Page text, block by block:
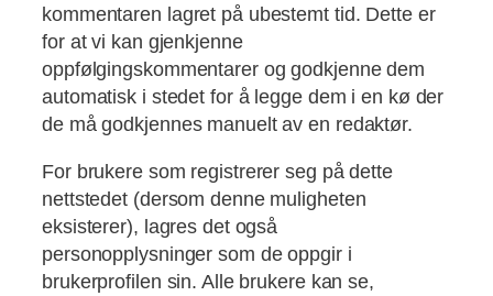
kommentaren lagret på ubestemt tid. Dette er
for at vi kan gjenkjenne
oppfølgingskommentarer og godkjenne dem
automatisk i stedet for å legge dem i en kø der
de må godkjennes manuelt av en redaktør.
For brukere som registrerer seg på dette
nettstedet (dersom denne muligheten
eksisterer), lagres det også
personopplysninger som de oppgir i
brukerprofilen sin. Alle brukere kan se,